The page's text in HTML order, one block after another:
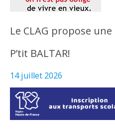
Le CLAG propose
P’tit BALTAR!
14 juillet 2026